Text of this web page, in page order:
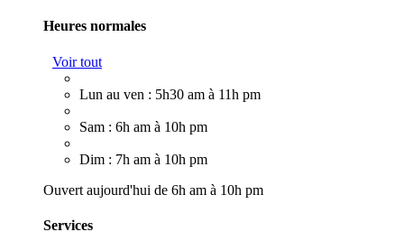
Heures normales
Voir tout
Lun au ven : 5h30 am à 11h pm
Sam : 6h am à 10h pm
Dim : 7h am à 10h pm
Ouvert aujourd'hui de 6h am à 10h pm
Services